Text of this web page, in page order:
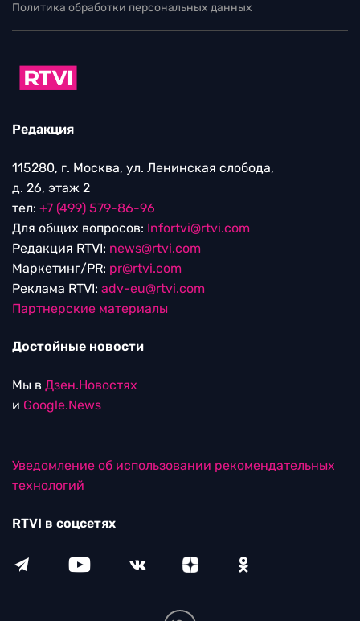
Политика обработки персональных данных
Редакция
115280, г. Москва, ул. Ленинская слобода,
д. 26, этаж 2
тел: +7 (499) 579-86-96
Для общих вопросов: Infortvi@rtvi.com
Редакция RTVI: news@rtvi.com
Маркетинг/PR: pr@rtvi.com
Реклама RTVI: adv-eu@rtvi.com
Партнерские материалы
Достойные новости
Мы в Дзен.Новостях
и Google.News
Уведомление об использовании рекомендательных
технологий
RTVI в соцсетях